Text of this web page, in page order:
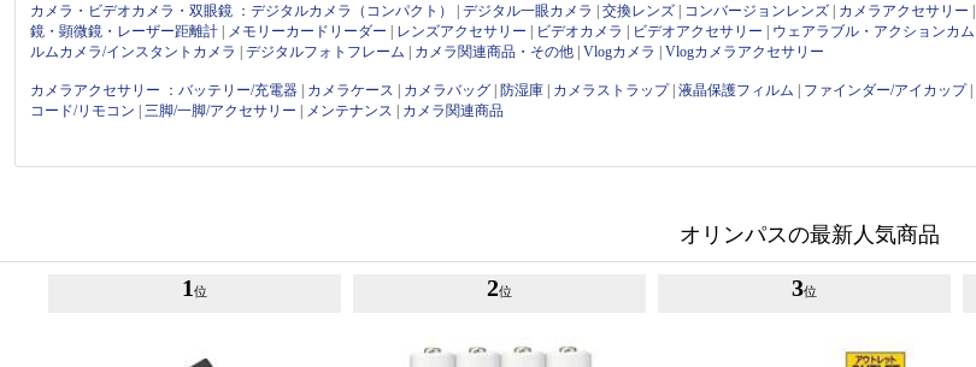
カメラ・ビデオカメラ・双眼鏡 ：デジタルカメラ（コンパクト） |デジタル一眼カメラ |交換レンズ コンバージョンレンズ カメラアクセサリー
鏡・顕微鏡・レーザー距離計
メモリーカードリーダー レンズアクセサリー ビデオカメラ ビデオアクセサリー ウェアラブル・アクションカム
ルムカメラ/インスタントカメラ
|デジタルフォトフレーム カメラ関連商品・その他 |Vlogカメラ |Vlogカメラアクセサリー
カメラアクセサリー ：バッテリー/充電器 カメラケース カメラバッグ 防湿庫 カメラストラップ|液晶保護フィルム ファインダー/アイカップ|
コード/リモコン |三脚/一脚/アクセサリー メンテナンス カメラ関連商品
オリンパスの最新人気商品
1 位 2位 3位